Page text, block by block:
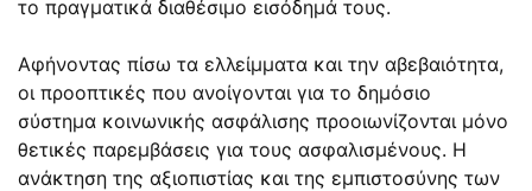
το πραγματικά διαθέσιμο εισόδημά τους.
Αφήνοντας πίσω τα ελλείμματα και την αβεβαιότητα,
οι προοπτικές που ανοίγονται για το δημόσιο
σύστημα κοινωνικής ασφάλισης προοιωνίζονται μόνο
θετικές παρεμβάσεις για τους ασφαλισμένους. Η
ανάκτηση της αξιοπιστίας και της εμπιστοσύνης των